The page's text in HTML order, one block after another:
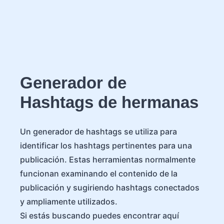
Generador de
Hashtags de hermanas
Un generador de hashtags se utiliza para
identificar los hashtags pertinentes para una
publicación. Estas herramientas normalmente
funcionan examinando el contenido de la
publicación y sugiriendo hashtags conectados
y ampliamente utilizados.
Si estás buscando puedes encontrar aquí